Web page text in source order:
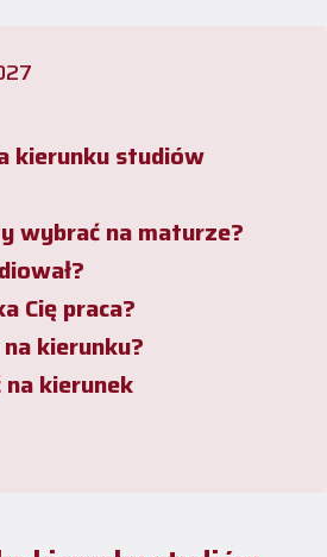
kierunku studiów
wybrać na maturze?
Cię praca?
kierunku?
kierunek